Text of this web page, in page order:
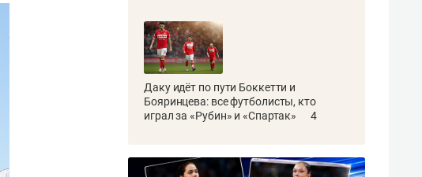
Даку идёт по пути Боккетти и
Бояринцева: все футболисты, кто
играл за «Рубин» и «Спартак»
4